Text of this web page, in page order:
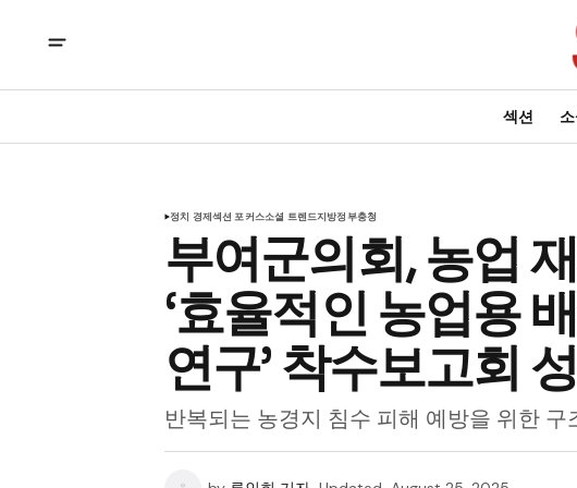
섹션
정치 경제섹션 포커스소셜 트렌드지방정부충청
부여군의회, 농업
‘효율적인 농업용
연구’ 착수보고회
반복되는 농경지 침수 피해 예방을 위한 구